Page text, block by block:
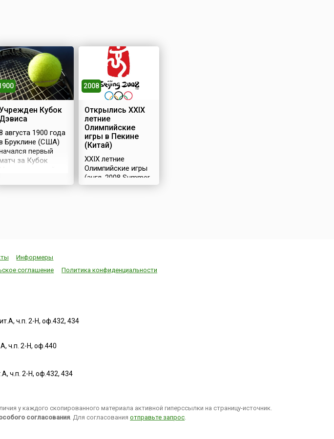
Кубок
Дэвиса
августа 1900 года
Бруклине (США)
первый
за Кубок
тенниса. В награду
студентом
за
Кубок Дэвиса, или
(англ. Davis
2008
Открылись XXIX
летние
Олимпийские
игры в Пекине
(Китай)
XXIX летние
Олимпийские игры
(англ. 2008 Summer
Olympics)
(Франция), Стамбул
Информеры
соглашение Политика конфиденциальности
ч.п. 2-Н, оф.432, 434
ч.п. 2-Н, оф.440
ч.п. 2-Н, оф.432, 434
у каждого скопированного материала активной гиперссылки на страницу-источник.
согласования. Для согласованияотправьте запрос.